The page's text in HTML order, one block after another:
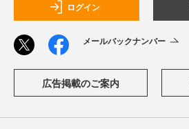
ログイン
メールバックナンバー
広告掲載のご案内